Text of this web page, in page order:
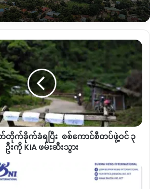
တို့ထံ ပူးပေါင်းလာသူ ၁၀ ဦးဖြစ်တယ်လို့
ော့လော်ဒေသခံတွေပြောတာကတော့ ဆော့
တပ်သားအစုလိုက် ဘက်ပြောင်းသွားတဲ့
သခံတစ်ဦးပြောတာကတော့PDFအဖွဲ့လိုက်
နိုင်တယ်လို့ ခုလိုသုံးသပ်ပြောဆိုပါတယ်။
ငံထဲ ဘယ်နေရာဘာဖြစ်သလဲဆိုတာ သိမှာ
ဘက်က စည်းရုံးလာရင် အဟုတ်ထင်ပြီး
မှာ ပြည်သူ့စစ်တွေလည်းရှိတယ်လေ
ျနော်တို့ဆော့လော်ဘက်က ဘာလိုင်းမှမရဘူး
ဖုန်းတောင်မှဆက်ရခက်တာ။ကျနော်တောင်
တ်တိုက်ခိုက်ခံရပြီး စစ်ကောင်စီတပ်ဖွဲ့ဝင် ၃
ဦးကို KIA ဖမ်းဆီးသွား